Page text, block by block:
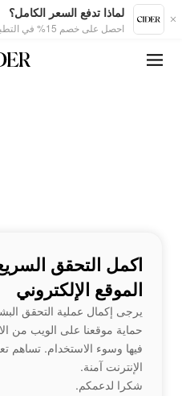
لماذا تدفع السعر الكامل؟
احصل على خصم 15% في التطبيق
اكمل التحقق
الموقع الإلكتروني
يرجى إكمال عملية التحقق
حماية موقعنا على الويب من
فيها وسوء الاستخدام. تساهم
الإنترنت آمنة.
شكرا لدعمكم.